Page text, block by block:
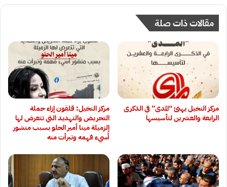
مقالات ذات صلة
مركز النخيل يهنئ “المدى” في الذكرى
الرابعة والعشرين لتأسيسها
مركز النخيل: قلقون إزاء حملة
التحريض والتهديد التي تتعرض لها
الزميلة مينا أمير الحلو بسبب منشور
أُسيء فهمه وتبرأت منه